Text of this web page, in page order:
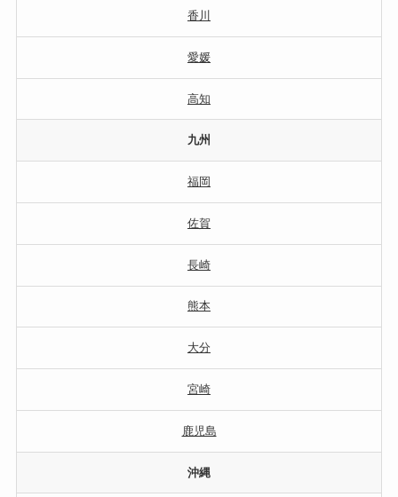
香川
愛媛
高知
九州
福岡
佐賀
長崎
熊本
大分
宮崎
鹿児島
沖縄